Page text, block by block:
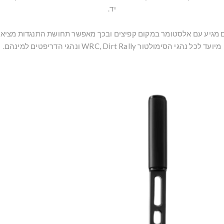
יד.
מגיע עם אלסטומר במקום קפיצים ובכך מאפשר תחושת התנגדות
מיועד לכל נהגי הסימולטור WRC, Dirt Rally ונהגי הדריפטים למינהם.